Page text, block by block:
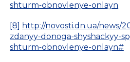
shturm-obnovlenye-onlayn
[8] http://novosti.dn.ua/news/
zdanyy-donoga-shyshackyy-
shturm-obnovlenye-onlayn#